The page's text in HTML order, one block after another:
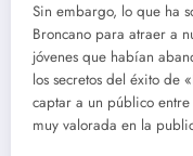
Sin embargo, lo que ha
Broncano para atraer a
jóvenes que habían
los secretos del éxito de
captar a un público
muy valorada en la